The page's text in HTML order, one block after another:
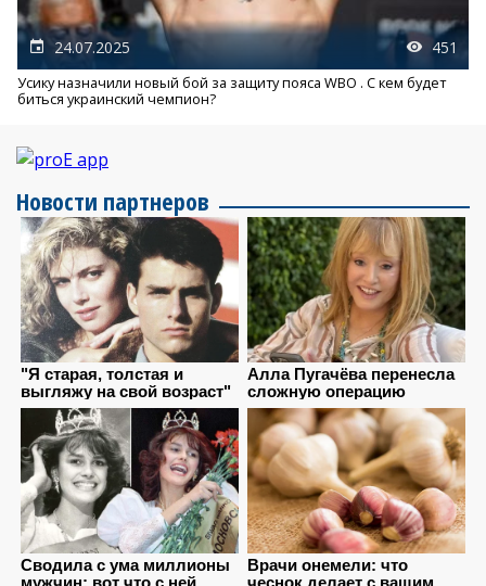
24.07.2025 451
Усику назначили новый бой за защиту пояса WBO . С кем будет
биться украинский чемпион?
Новости партнеров